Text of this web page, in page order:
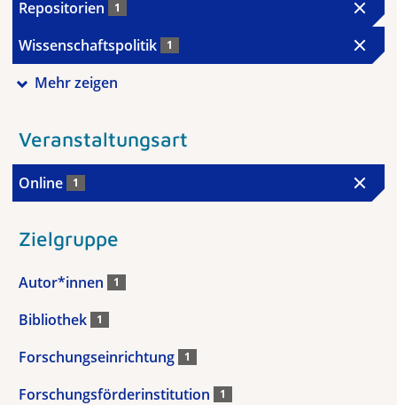
Repositorien 1
Wissenschaftspolitik 1
Mehr zeigen
Veranstaltungsart
Online 1
Zielgruppe
Autor*innen 1
Bibliothek 1
Forschungseinrichtung 1
Forschungsförderinstitution 1